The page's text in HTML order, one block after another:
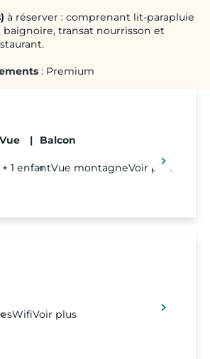
à réserver : comprenant lit-parapluie
baignoire, transat nourrisson et
: Premium
Vue | Balcon
1 enfantVue montagneVoir plus
WifiVoir plus